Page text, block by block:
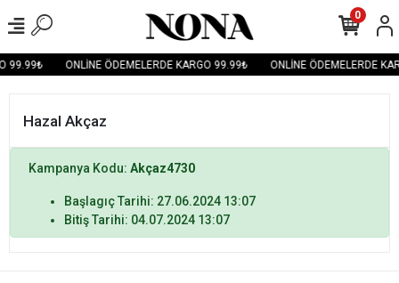
99.99₺ ONLİNE ÖDEMELERDE KARGO 99.99₺ ONLİNE ÖDEMELERDE
0
Hazal Akçaz
Kampanya Kodu: Akçaz4730
Başlagıç Tarihi: 27.06.2024 13:07
Bitiş Tarihi: 04.07.2024 13:07